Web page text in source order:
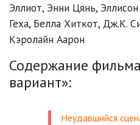
Эллиот, Энни Цянь,
Геха, Белла Хиткот, Дж.К.
Кэролайн Аарон
Содержание
вариант»:
Неудавшийся